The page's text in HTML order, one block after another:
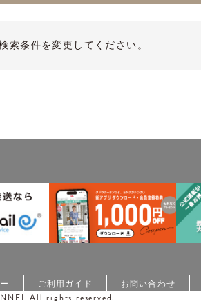
索条件を変更してください。
ご利用ガイド お問い合わせ
All rights reserved.